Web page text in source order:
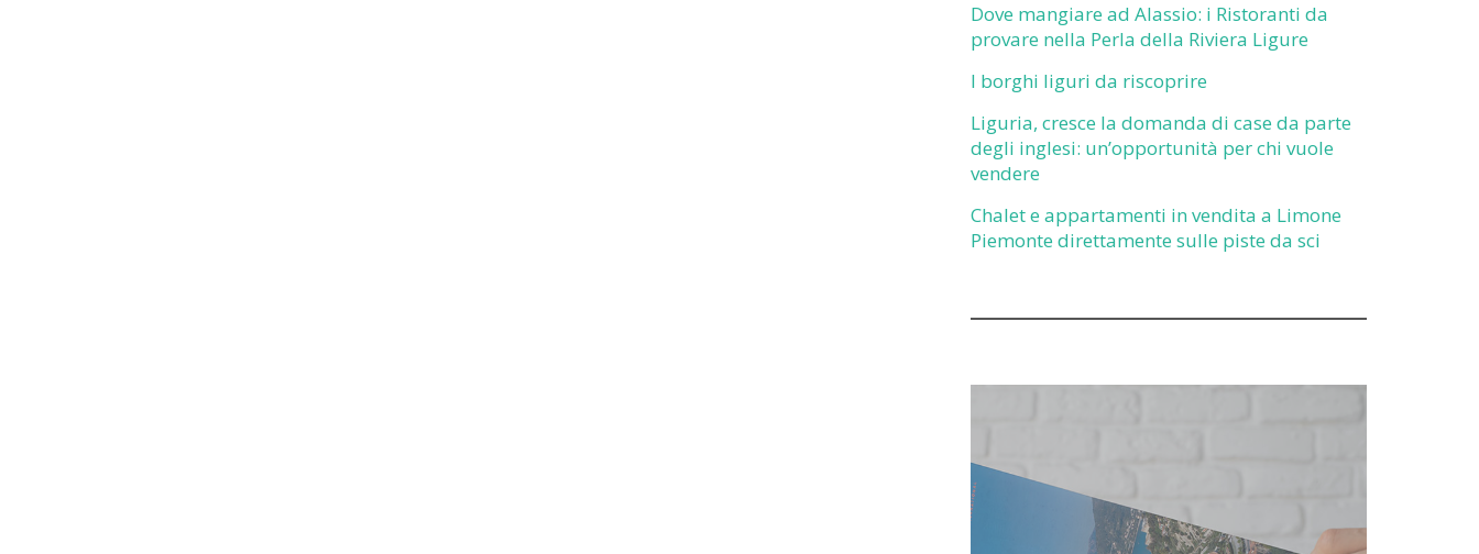
Dove mangiare ad Alassio: i Ristoranti da
provare nella Perla della Riviera Ligure
I borghi liguri da riscoprire
Liguria, cresce la domanda di case da parte
degli inglesi: un’opportunità per chi vuole
vendere
Chalet e appartamenti in vendita a Limone
Piemonte direttamente sulle piste da sci